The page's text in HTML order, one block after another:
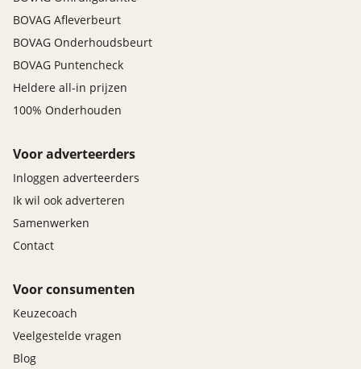
BOVAG Afleverbeurt
BOVAG Onderhoudsbeurt
BOVAG Puntencheck
Heldere all-in prijzen
100% Onderhouden
Voor adverteerders
Inloggen adverteerders
Ik wil ook adverteren
Samenwerken
Contact
Voor consumenten
Keuzecoach
Veelgestelde vragen
Blog